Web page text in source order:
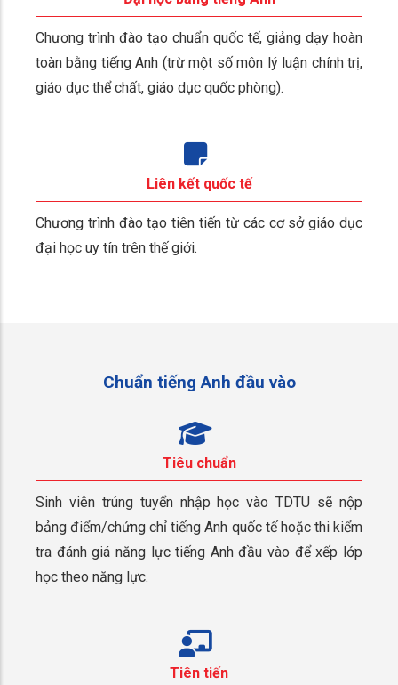
Chương trình đào tạo chuẩn quốc tế, giảng dạy hoàn
toàn bằng tiếng Anh (trừ một số môn lý luận chính trị,
giáo dục thể chất, giáo dục quốc phòng).
Liên kết quốc tế
Chương trình đào tạo tiên tiến từ các cơ sở giáo dục
đại học uy tín trên thế giới.
Chuẩn tiếng Anh đầu vào
Tiêu chuẩn
Sinh viên trúng tuyển nhập học vào TDTU sẽ nộp
bảng điểm/chứng chỉ tiếng Anh quốc tế hoặc thi kiểm
tra đánh giá năng lực tiếng Anh đầu vào để xếp lớp
học theo năng lực.
Tiên tiến